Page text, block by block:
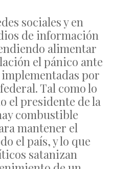
sociales y en
de información
alimentar
el pánico ante
por
Tal como lo
el presidente de la
combustible
mantener el
el país, y lo que
satanizan